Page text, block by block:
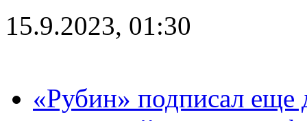
15.9.2023, 01:30
«Рубин» подписал еще